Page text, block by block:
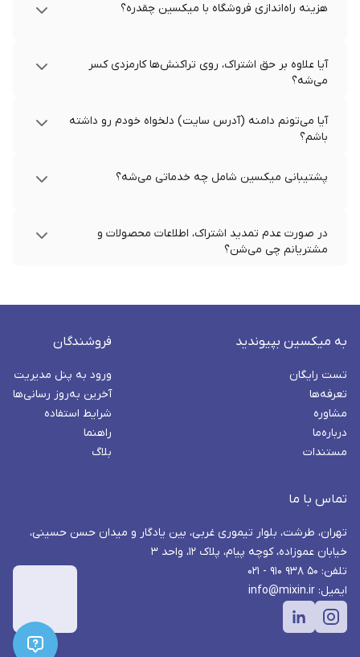
هزینه راه‌اندازی فروشگاه با میکسین چقدره؟
آیا علاوه بر حق اشتراک، روی تراکنش‌ها کارمزدی کسر
می‌شه؟
آیا می‌تونم دامنه (آدرس سایت) دلخواه خودم رو داشته
باشم؟
پشتیبانی میکسین شامل چه خدماتی می‌شه؟
در صورت عدم تمدید اشتراک، اطلاعات محصولات و
مشتریانم چی می‌شن؟
به میکسین بپیوندید
تست رایگان
تعرفه‌ها
مشاوره
درباره‌ما
مستندات
فروشندگان
ورود به پنل مدیریت
آخرین به‌روز رسانی‌ها
شرایط استفاده
راهنما
بلاگ
تماس با ما
تهران، طرشت، بلوار تیموری غربی، بین یادگار و میدان حسن حسینی،
خیابان عموزاده، کوچه پیام، پلاک ۱۲، واحد ۳
تلفن: ۵۰ ۹۳۸ ۹۱۰ - ۰۲۱
ایمیل: info@mixin.ir